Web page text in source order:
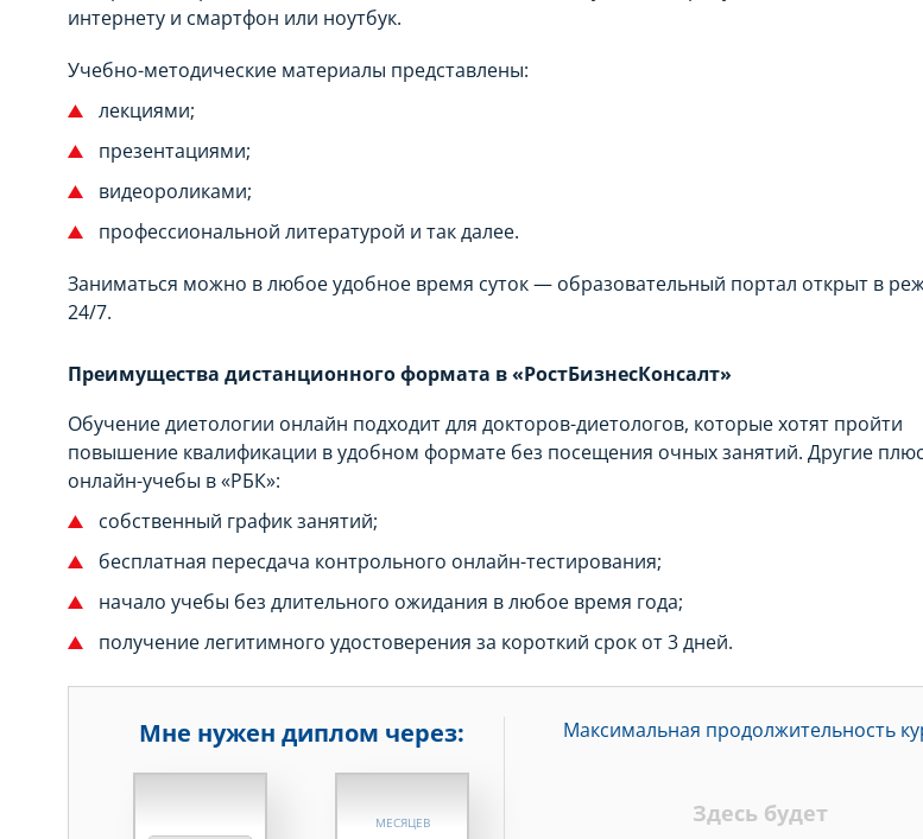
интернету и смартфон или ноутбук.
Учебно-методические материалы представлены:
лекциями;
презентациями;
видеороликами;
профессиональной литературой и так далее.
Заниматься можно в любое удобное время суток — образовательный портал открыт в
24/7.
Преимущества дистанционного формата в «РостБизнесКонсалт»
Обучение диетологии онлайн подходит для докторов-диетологов, которые хотят пройти
повышение квалификации в удобном формате без посещения очных занятий. Другие
онлайн-учебы в «РБК»:
собственный график занятий;
бесплатная пересдача контрольного онлайн-тестирования;
начало учебы без длительного ожидания в любое время года;
получение легитимного удостоверения за короткий срок от 3 дней.
Мне нужен диплом через:
НЕДЕЛЬ
МЕСЯЦЕВ
Максимальная продолжительность
Здесь будет